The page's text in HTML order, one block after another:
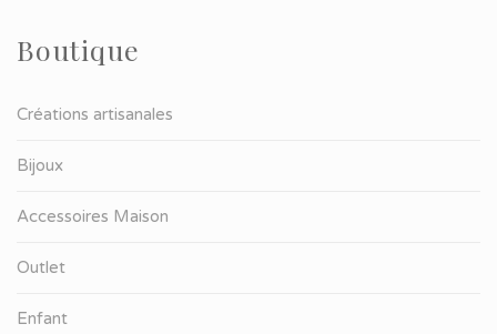
Boutique
Créations artisanales
Bijoux
Accessoires Maison
Outlet
Enfant